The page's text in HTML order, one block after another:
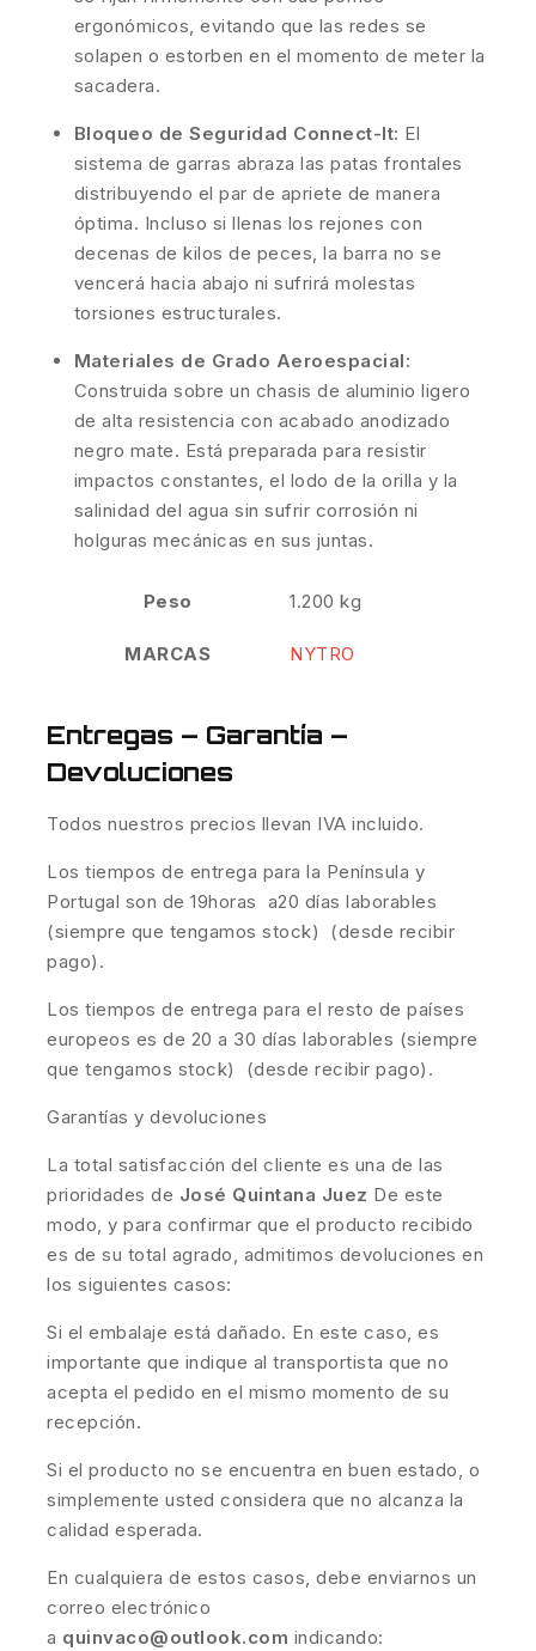
ergonómicos, evitando que las redes se
solapen o estorben en el momento de meter la
sacadera.
Bloqueo de Seguridad Connect-It: El
sistema de garras abraza las patas frontales
distribuyendo el par de apriete de manera
óptima. Incluso si llenas los rejones con
decenas de kilos de peces, la barra no se
vencerá hacia abajo ni sufrirá molestas
torsiones estructurales.
Materiales de Grado Aeroespacial:
Construida sobre un chasis de aluminio ligero
de alta resistencia con acabado anodizado
negro mate. Está preparada para resistir
impactos constantes, el lodo de la orilla y la
salinidad del agua sin sufrir corrosión ni
holguras mecánicas en sus juntas.
Peso 1.200 kg
MARCAS NYTRO
Entregas – Garantía –
Devoluciones
Todos nuestros precios llevan IVA incluido.
Los tiempos de entrega para la Península y
Portugal son de 19horas a20 días laborables
(siempre que tengamos stock) (desde recibir
pago).
Los tiempos de entrega para el resto de países
europeos es de 20 a 30 días laborables (siempre
que tengamos stock) (desde recibir pago).
Garantías y devoluciones
La total satisfacción del cliente es una de las
prioridades de José Quintana Juez De este
modo, y para confirmar que el producto recibido
es de su total agrado, admitimos devoluciones en
los siguientes casos:
Si el embalaje está dañado. En este caso, es
importante que indique al transportista que no
acepta el pedido en el mismo momento de su
recepción.
Si el producto no se encuentra en buen estado, o
simplemente usted considera que no alcanza la
calidad esperada.
En cualquiera de estos casos, debe enviarnos un
correo electrónico
a quinvaco@outlook.com indicando: